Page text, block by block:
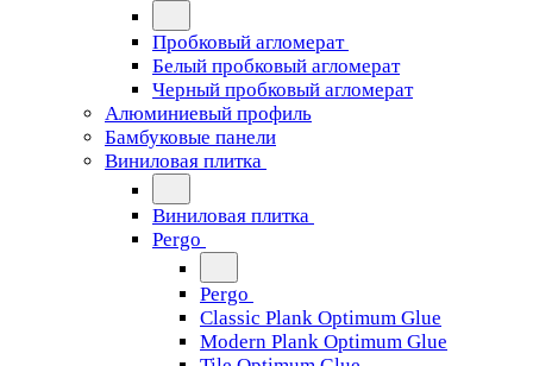
Пробковый агломерат
Белый пробковый агломерат
Черный пробковый агломерат
Алюминиевый профиль
Бамбуковые панели
Виниловая плитка
Виниловая плитка
Pergo
Pergo
Classic Plank Optimum Glue
Modern Plank Optimum Glue